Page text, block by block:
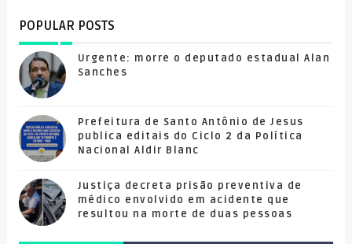
POPULAR POSTS
Urgente: morre o deputado estadual Alan
Sanches
Prefeitura de Santo Antônio de Jesus
publica editais do Ciclo 2 da Política
Nacional Aldir Blanc
Justiça decreta prisão preventiva de
médico envolvido em acidente que
resultou na morte de duas pessoas